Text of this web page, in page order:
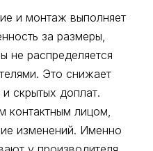
и монтаж выполняет
за размеры,
не распределяется
Это снижает
скрытых доплат.
контактным лицом,
изменений. Именно